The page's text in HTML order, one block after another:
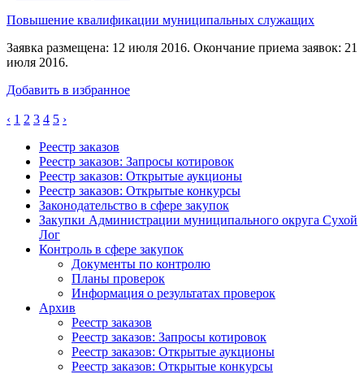
Повышение квалификации муниципальных служащих
Заявка размещена: 12 июля 2016. Окончание приема заявок: 21
июля 2016.
Добавить в избранное
‹ 1 2 3 4 5 ›
Реестр заказов
Реестр заказов: Запросы котировок
Реестр заказов: Открытые аукционы
Реестр заказов: Открытые конкурсы
Законодательство в сфере закупок
Закупки Администрации муниципального округа Сухой
Лог
Контроль в сфере закупок
Документы по контролю
Планы проверок
Информация о результатах проверок
Архив
Реестр заказов
Реестр заказов: Запросы котировок
Реестр заказов: Открытые аукционы
Реестр заказов: Открытые конкурсы